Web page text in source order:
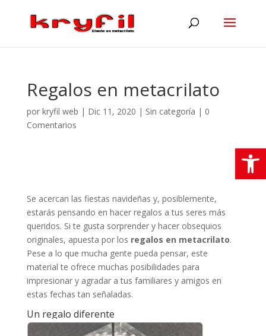
Regalos en metacrilato
por kryfil web | Dic 11, 2020 | Sin categoría | 0
Comentarios
Se acercan las fiestas navideñas y, posiblemente,
estarás pensando en hacer regalos a tus seres más
queridos. Si te gusta sorprender y hacer obsequios
originales, apuesta por los regalos en metacrilato.
Pese a lo que mucha gente pueda pensar, este
material te ofrece muchas posibilidades para
impresionar y agradar a tus familiares y amigos en
estas fechas tan señaladas.
Un regalo diferente